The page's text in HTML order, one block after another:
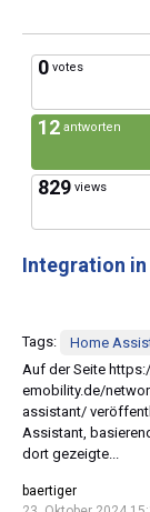
0 votes
12 antworten
829 views
Integration
Tags:
Home
Auf der Seite
emobility.de/
assistant/
Assistant,
dort gezeigte...
baertiger